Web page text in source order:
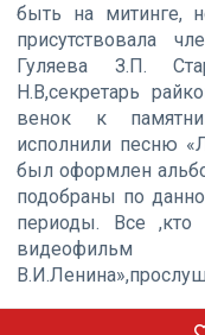
быть на митинге,
присутствовала
Гуляева З.П.
Н.В,секретарь
венок к
исполнили песню
был оформлен
подобраны по
периоды. Все ,кто